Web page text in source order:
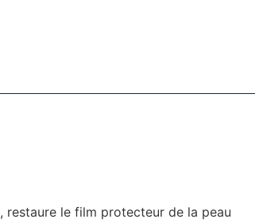
restaure le film protecteur de la peau